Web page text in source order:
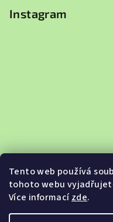
Tento web používá
tohoto webu
Více informacízde.
Instagram